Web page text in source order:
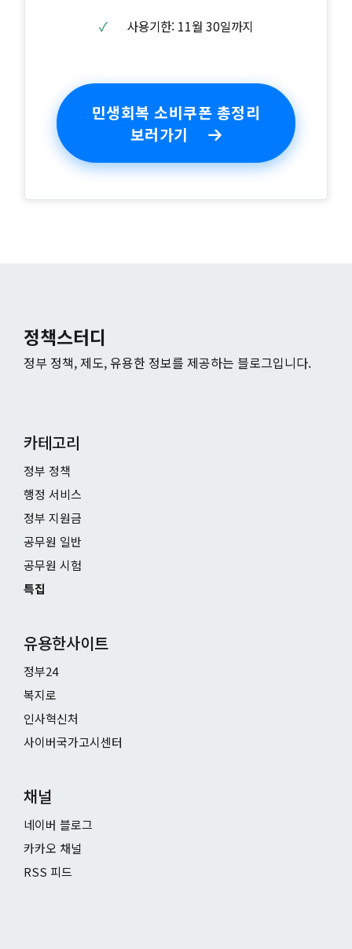
✓ 사용기한: 11월 30일까지
민생회복 소비쿠폰 총정리
보러가기
정책스터디
정부 정책, 제도, 유용한 정보를 제공하는 블로그입니다.
카테고리
정부 정책
행정 서비스
정부 지원금
공무원 일반
공무원 시험
특집
유용한사이트
정부24
복지로
인사혁신처
사이버국가고시센터
채널
네이버 블로그
카카오 채널
RSS 피드